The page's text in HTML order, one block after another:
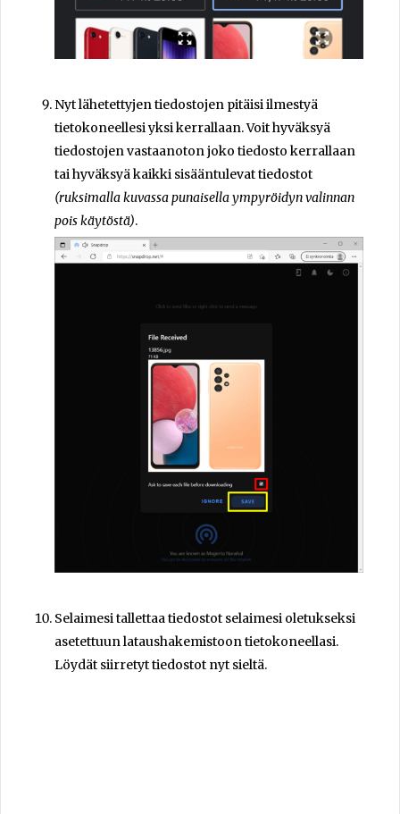
Nyt lähetettyjen tiedostojen pitäisi ilmestyä
tietokoneellesi yksi kerrallaan. Voit hyväksyä
tiedostojen vastaanoton joko tiedosto kerrallaan
tai hyväksyä kaikki sisääntulevat tiedostot
(ruksimalla kuvassa punaisella ympyröidyn valinnan
pois käytöstä).
Selaimesi tallettaa tiedostot selaimesi oletukseksi
asetettuun lataushakemistoon tietokoneellasi.
Löydät siirretyt tiedostot nyt sieltä.